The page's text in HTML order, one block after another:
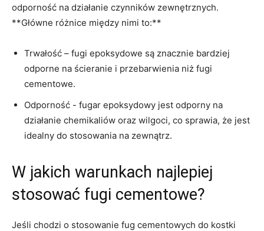
⁣odporność ​na działanie​ czynników zewnętrznych.
**Główne różnice między nimi to:**
Trwałość – fugi epoksydowe są ⁣znacznie bardziej
odporne na ścieranie i przebarwienia niż fugi
cementowe.
Odporność ⁤- fugar epoksydowy jest ‍odporny na
działanie chemikaliów⁢ oraz wilgoci, ⁣co sprawia, że jest
idealny do ⁢stosowania ‍na zewnątrz.
W jakich warunkach najlepiej
stosować fugi⁤ cementowe?
Jeśli chodzi o stosowanie ⁣fug cementowych do kostki